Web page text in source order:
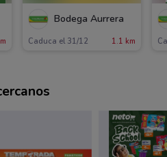
Bodega Aurrera
Caduca el 31/12 1.1 km